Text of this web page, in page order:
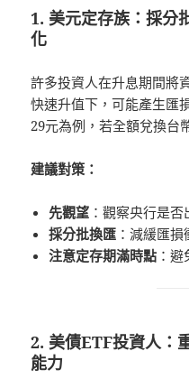
1. 美元定存族：採分
化
許多投資人在升息期間將
快速升值下，可能產生匯
29元為例，若全額兌換台
建議對策：
先觀望 ：觀察央行是否
採分批換匯 ：減緩匯
注意定存期滿時點 ：
2. 美債ETF投資人：
能力